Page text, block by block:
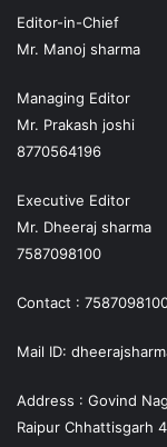
Editor-in-Chief
Mr. Manoj sharma
Managing Editor
Mr. Prakash joshi
8770564196
Executive Editor
Mr. Dheeraj sharma
7587098100
Contact :
Mail ID:
Address : Govind
Raipur Chhattisgarh